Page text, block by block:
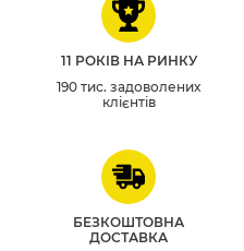
11 РОКІВ НА РИНКУ
190 тис. задоволених
клієнтів
БЕЗКОШТОВНА
ДОСТАВКА